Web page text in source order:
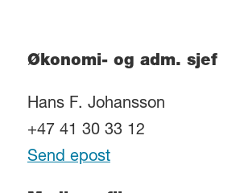
Økonomi- og adm. sjef
Hans F. Johansson
+47 41 30 33 12
Send epost